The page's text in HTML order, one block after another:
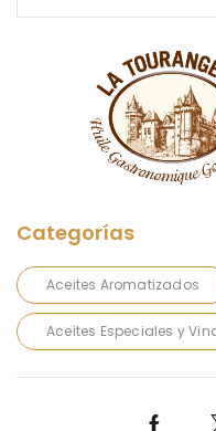
Aceites Aromatizados
Aceites Especiales y